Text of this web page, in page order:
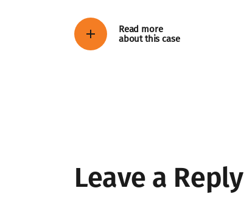
Read more
about this case
Leave a Reply